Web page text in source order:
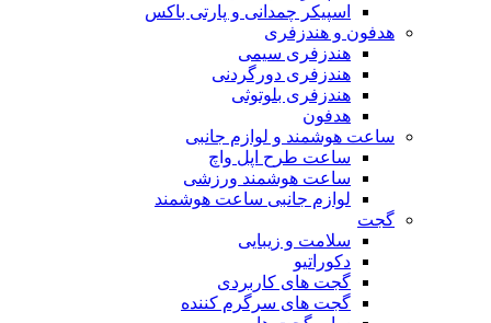
اسپیکر چمدانی و پارتی باکس
هدفون و هندزفری
هندزفری سیمی
هندزفری دورگردنی
هندزفری بلوتوثی
هدفون
ساعت هوشمند و لوازم جانبی
ساعت طرح اپل واچ
ساعت هوشمند ورزشی
لوازم جانبی ساعت هوشمند
گجت
سلامت و زیبایی
دکوراتیو
گجت های کاربردی
گجت های سرگرم کننده